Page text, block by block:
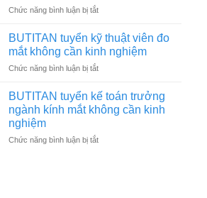
Facebook
kính
mắt
không
cần
nghiệm
Chức năng bình luận bị tắtở
tuyển
nhân
viên
bán
kính
mắt
không
kinh
BUTITAN tuyển kỹ thuật viên đo
mắt không cần kinh nghiệm
Chức năng bình luận bị tắtở
tuyển
kỹ
thuật
đo
BUTITAN tuyển kế toán trưởng
ngành kính mắt không cần kinh
nghiệm
Chức năng bình luận bị tắtở